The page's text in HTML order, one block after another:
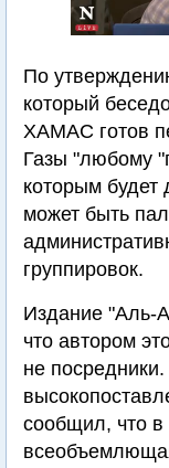
По
который
ХАМАС готов
Газы "любому
которым будет
может быть
группировок.
Издание "Аль-
что автором
не
сообщил, что в